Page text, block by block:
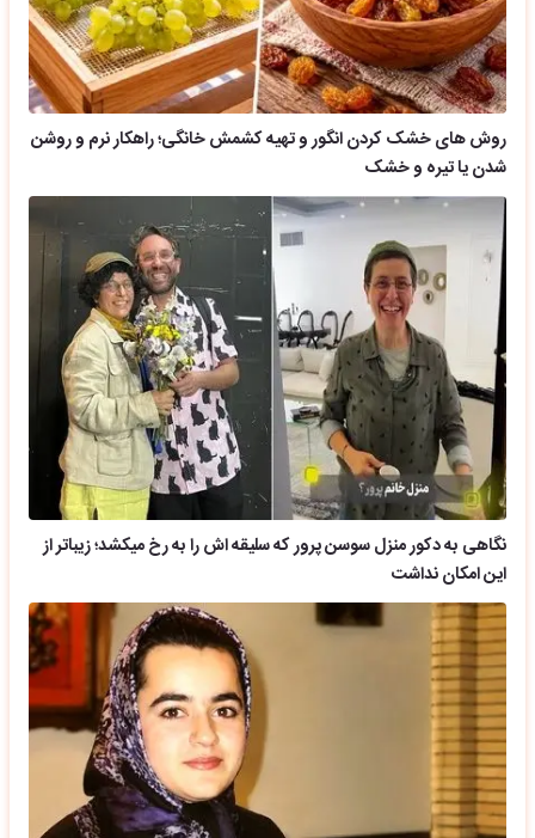
روش های خشک کردن انگور و تهیه کشمش خانگی؛ راهکار نرم و روشن
شدن یا تیره و خشک
نگاهی به دکور منزل سوسن پرور که سلیقه اش را به رخ میکشد؛ زیباتر از
این امکان نداشت